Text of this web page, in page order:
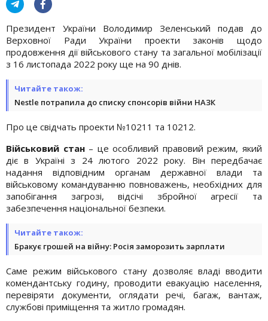
Президент України Володимир Зеленський подав до
Верховної Ради України проекти законів щодо
продовження дії військового стану та загальної мобілізації
з 16 листопада 2022 року ще на 90 днів.
Читайте також:
Nestle потрапила до списку спонсорів війни НАЗК
Про це свідчать проекти №10211 та 10212.
Військовий стан – це особливий правовий режим, який
діє в Україні з 24 лютого 2022 року. Він передбачає
надання відповідним органам державної влади та
військовому командуванню повноважень, необхідних для
запобігання загрозі, відсічі збройної агресії та
забезпечення національної безпеки.
Читайте також:
Бракує грошей на війну: Росія заморозить зарплати
Саме режим військового стану дозволяє владі вводити
комендантську годину, проводити евакуацію населення,
перевіряти документи, оглядати речі, багаж, вантаж,
службові приміщення та житло громадян.